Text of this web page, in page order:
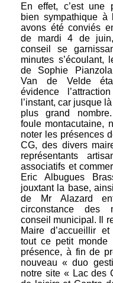
En effet, c’est une
bien sympathique à
avons été conviés
de mardi 4 de
conseil se
minutes s’écoulant,
de Sophie
Van de Velde
évidence
l’instant, car jusque
plus grand
foule montacutaine,
noter les présences
CG, des divers
représentants
associatifs et
Eric Albugues
jouxtant la base,
de Mr Alazard
circonstance des
conseil municipal. Il
Maire d’accueillir
tout ce petit monde
présence, à fin de
nouveau « duo
notre site « Lac des